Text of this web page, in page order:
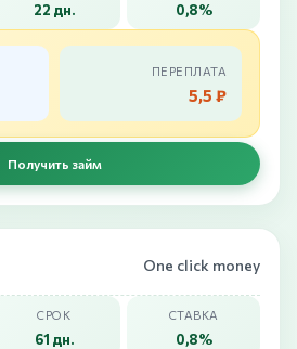
22 дн. 0,8%
ПЕРЕПЛАТА
5,5 ₽
Получить займ
One click money
СРОК
61 дн.
СТАВКА
0,8%